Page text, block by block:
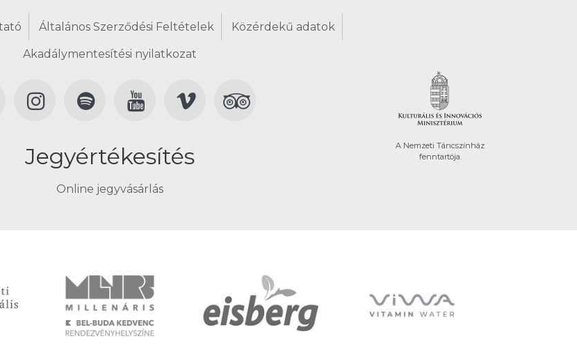
Általános Szerződési Feltételek Közérdekű adatok
Akadálymentesítési nyilatkozat
Jegyértékesítés
Online jegyvásárlás
A Nemzeti Táncszínház
fenntartója.